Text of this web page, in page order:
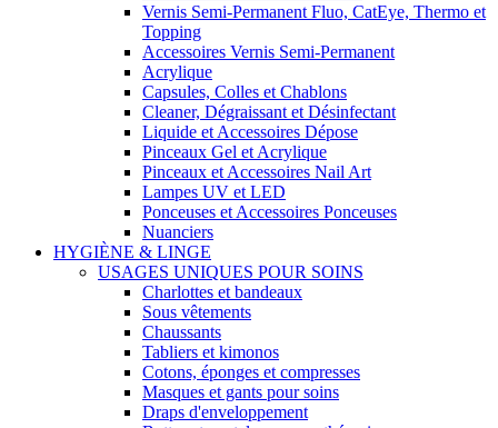
Vernis Semi-Permanent Fluo, CatEye, Thermo et
Topping
Accessoires Vernis Semi-Permanent
Acrylique
Capsules, Colles et Chablons
Cleaner, Dégraissant et Désinfectant
Liquide et Accessoires Dépose
Pinceaux Gel et Acrylique
Pinceaux et Accessoires Nail Art
Lampes UV et LED
Ponceuses et Accessoires Ponceuses
Nuanciers
HYGIÈNE & LINGE
USAGES UNIQUES POUR SOINS
Charlottes et bandeaux
Sous vêtements
Chaussants
Tabliers et kimonos
Cotons, éponges et compresses
Masques et gants pour soins
Draps d'enveloppement